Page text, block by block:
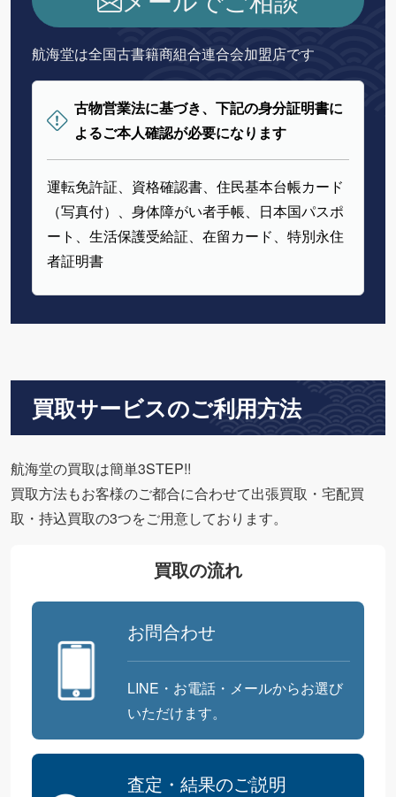
航海堂は全国古書籍商組合連合会加盟店です
古物営業法に基づき、下記の身分証明書に
よるご本人確認が必要になります
運転免許証、資格確認書、住民基本台帳カード
（写真付）、身体障がい者手帳、日本国パスポ
ート、生活保護受給証、在留カード、特別永住
者証明書
買取サービスのご利用方法
航海堂の買取は簡単3STEP!!
買取方法もお客様のご都合に合わせて出張買取・宅配買
取・持込買取の3つをご用意しております。
買取の流れ
お問合わせ
LINE・お電話・メールからお選び
いただけます。
査定・結果のご説明